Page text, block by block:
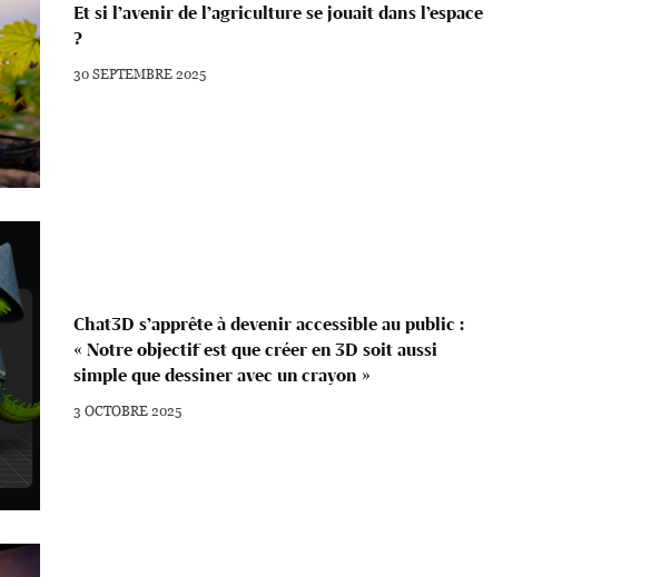
Et si l’avenir de l’agriculture se jouait dans l’espace
?
30 SEPTEMBRE 2025
Chat3D s’apprête à devenir accessible au public :
« Notre objectif est que créer en 3D soit aussi
simple que dessiner avec un crayon »
3 OCTOBRE 2025